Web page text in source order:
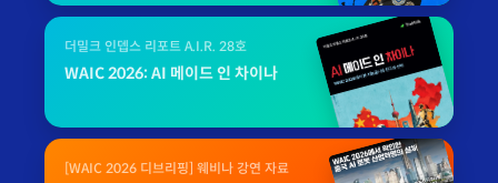
더밀크 인뎁스 리포트 A.I.R. 28호
WAIC 2026: AI 메이드 인 차이나
[WAIC 2026 디브리핑] 웨비나 강연 자료